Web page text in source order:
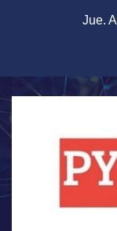
Jue.